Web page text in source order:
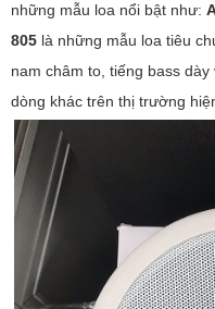
những mẫu loa nổi bật như:
805 là những mẫu loa tiêu
nam châm to, tiếng bass
dòng khác trên thị trường